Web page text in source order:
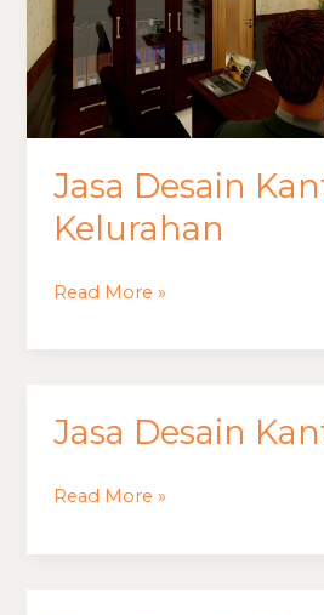
Jasa Desain
Kelurahan
Read More »
Jasa Desain
Jasa
Kantor
Read More »